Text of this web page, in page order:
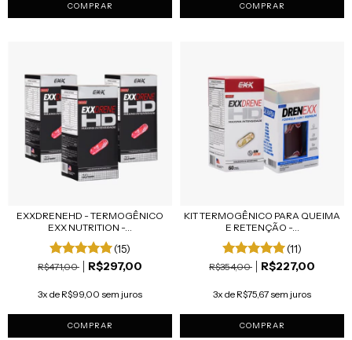
COMPRAR COMPRAR
EXXDRENEHD - TERMOGÊNICO
EXX NUTRITION -...
(15)
R$471,00 R$297,00
3x de R$99,00 sem juros
KIT TERMOGÊNICO PARA QUEIMA
E RETENÇÃO -...
(11)
R$354,00 R$227,00
3x de R$75,67 sem juros
COMPRAR